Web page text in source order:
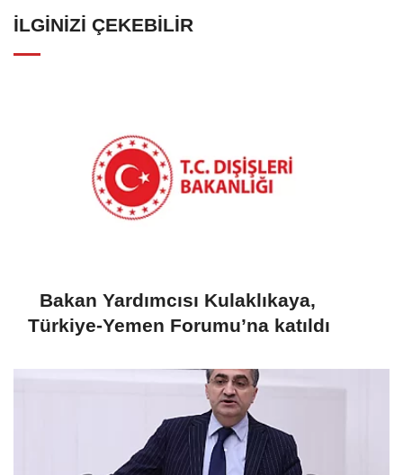
İLGINIZI ÇEKEBILIR
Bakan Yardımcısı Kulaklıkaya,
Türkiye-Yemen Forumu’na katıldı